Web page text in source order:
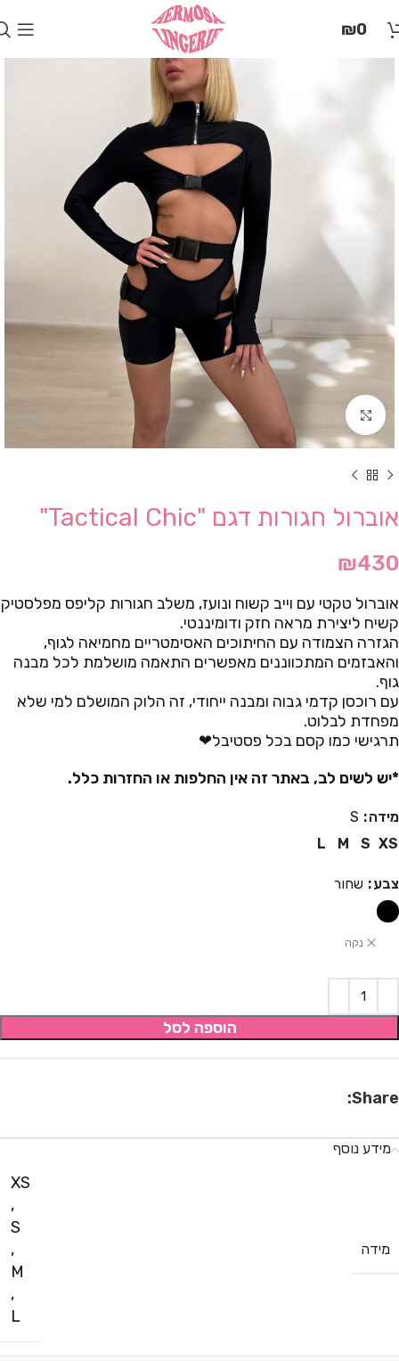
זֶה
ALT+0
₪0
Click to enlarge
אוברול חגורות דגם "Tactical Chic"
₪430
אוברול טקטי עם וייב קשוח ונועז, משלב חגורות קליפס מפלסטיק
קשיח ליצירת מראה חזק ודומיננטי.
הגזרה הצמודה עם החיתוכים האסימטריים מחמיאה לגוף,
והאבזמים המתכווננים מאפשרים התאמה מושלמת לכל מבנה
גוף.
עם רוכסן קדמי גבוה ומבנה ייחודי, זה הלוק המושלם למי שלא
מפחדת לבלוט.
תרגישי כמו קסם בכל פסטיבל❤
*יש לשים לב, באתר זה אין החלפות או החזרות כלל.
מידה
S
XS
S
M
L
צבע שחור
נקה
הוספה לסל
Share:
מידע נוסף
מידה
XS
,
S
,
M
,
L